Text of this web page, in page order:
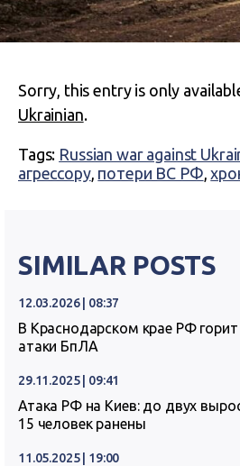
Sorry, this entry is only
Ukrainian.
Tags: Russian war against
агрессору, потери ВС РФ,
SIMILAR POSTS
12.03.2026 | 08:37
В Краснодарском крае РФ горит
атаки БпЛА
29.11.2025 | 09:41
Атака РФ на Киев: до двух
15 человек ранены
11.05.2025 | 19:00